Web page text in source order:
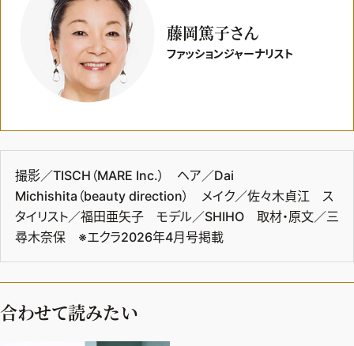
藤岡篤子さん
ファッションジャーナリスト
撮影／TISCH（MARE Inc.） ヘア／Dai
Michishita（beauty direction） メイク／佐々木貞江 ス
タイリスト／福田亜矢子 モデル／SHIHO 取材・原文／三
尋木奈保 ※エクラ2026年4月号掲載
合わせて読みたい